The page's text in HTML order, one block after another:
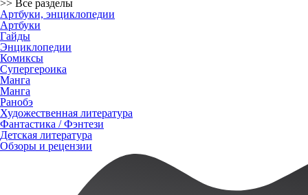
>> Все разделы
Артбуки, энциклопедии
Артбуки
Гайды
Энциклопедии
Комиксы
Супергероика
Манга
Манга
Ранобэ
Художественная литература
Фантастика / Фэнтези
Детская литература
Обзоры и рецензии